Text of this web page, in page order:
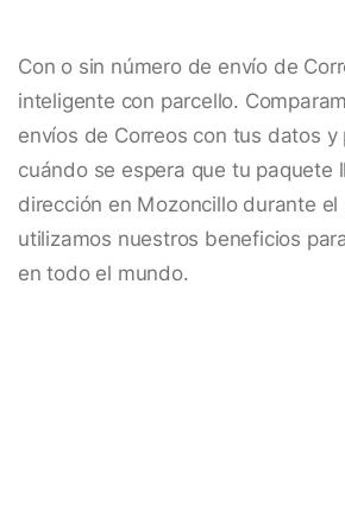
Con o sin número de envío de
inteligente con parcello.
envíos de Correos con tus datos
cuándo se espera que tu paquete
dirección en Mozoncillo durante
utilizamos nuestros beneficios
en todo el mundo.